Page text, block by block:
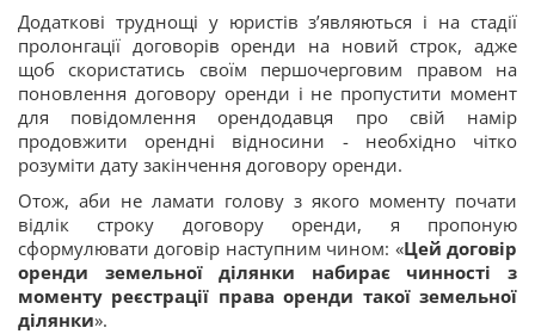
Додаткові труднощі у юристів з’являються і на стадії
пролонгації договорів оренди на новий строк, адже
щоб скористатись своїм першочерговим правом на
поновлення договору оренди і не пропустити момент
для повідомлення орендодавця про свій намір
продовжити орендні відносини - необхідно чітко
розуміти дату закінчення договору оренди.
Отож, аби не ламати голову з якого моменту почати
відлік строку договору оренди, я пропоную
сформулювати договір наступним чином: «Цей договір
оренди земельної ділянки набирає чинності з
моменту реєстрації права оренди такої земельної
ділянки».